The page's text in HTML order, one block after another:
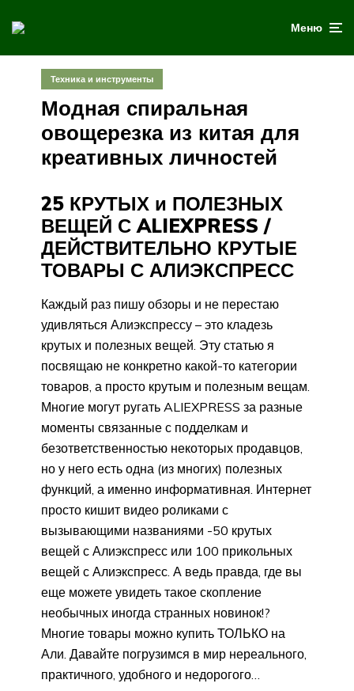
Меню
Техника и инструменты
Модная спиральная
овощерезка из китая для
креативных личностей
25 КРУТЫХ и ПОЛЕЗНЫХ
ВЕЩЕЙ С ALIEXPRESS /
ДЕЙСТВИТЕЛЬНО КРУТЫЕ
ТОВАРЫ С АЛИЭКСПРЕСС
Каждый раз пишу обзоры и не перестаю
удивляться Алиэкспрессу – это кладезь
крутых и полезных вещей. Эту статью я
посвящаю не конкретно какой-то категории
товаров, а просто крутым и полезным вещам.
Многие могут ругать ALIEXPRESS за разные
моменты связанные с подделкам и
безответственностью некоторых продавцов,
но у него есть одна (из многих) полезных
функций, а именно информативная. Интернет
просто кишит видео роликами с
вызывающими названиями -50 крутых
вещей с Алиэкспресс или 100 прикольных
вещей с Алиэкспресс. А ведь правда, где вы
еще можете увидеть такое скопление
необычных иногда странных новинок!?
Многие товары можно купить ТОЛЬКО на
Али. Давайте погрузимся в мир нереального,
практичного, удобного и недорогого…